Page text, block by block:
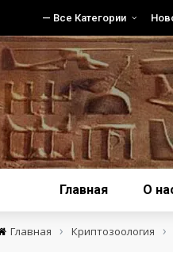
— Все Категории
Главная О
Главная › Криптозоология ›